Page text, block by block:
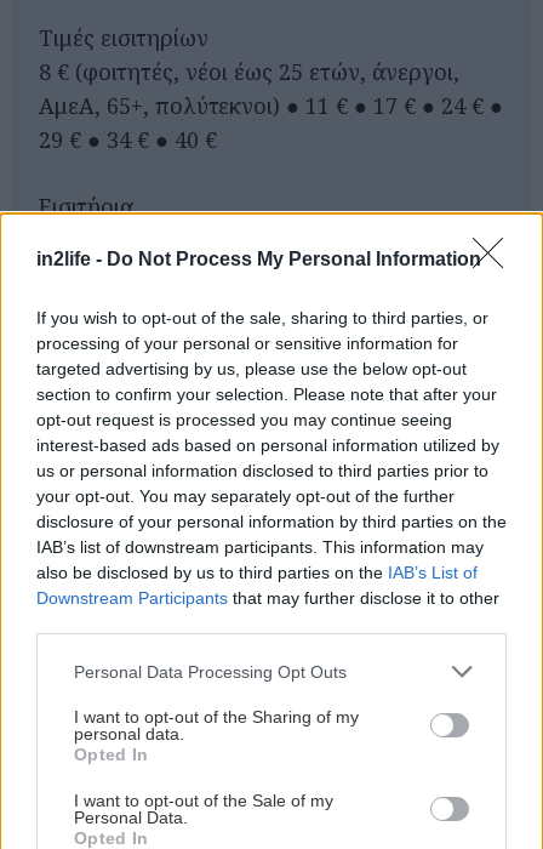
in2life - Do Not Process My Personal Information
If you wish to opt-out of the sale, sharing to third parties, or
processing of your personal or sensitive information for
targeted advertising by us, please use the below opt-out
section to confirm your selection. Please note that after your
opt-out request is processed you may continue seeing
interest-based ads based on personal information utilized by
us or personal information disclosed to third parties prior to
your opt-out. You may separately opt-out of the further
disclosure of your personal information by third parties on the
IAB’s list of downstream participants. This information may
also be disclosed by us to third parties on the IAB’s List of
Downstream Participants that may further disclose it to other
Please note that this website/app uses one or more Google
not limited to your visit or usage behaviour. You may click to
grant or deny consent to Google and its third-party tags to
use your data for below specified purposes in below Google
consent section.
Personal Data Processing Opt Outs
I want to opt-out of the Sharing of my
personal data.
Opted In
I want to opt-out of the Sale of my
Personal Data.
Opted In
Τιμές εισιτηρίων
8 € (φοιτητές, νέοι έως 25 ετών, άνεργοι,
ΑμεΑ, 65+, πολύτεκνοι) ● 11 € ● 17 € ● 24 € ●
29 € ● 34 € ● 40 €
Eισιτήρια
www.megaron.gr